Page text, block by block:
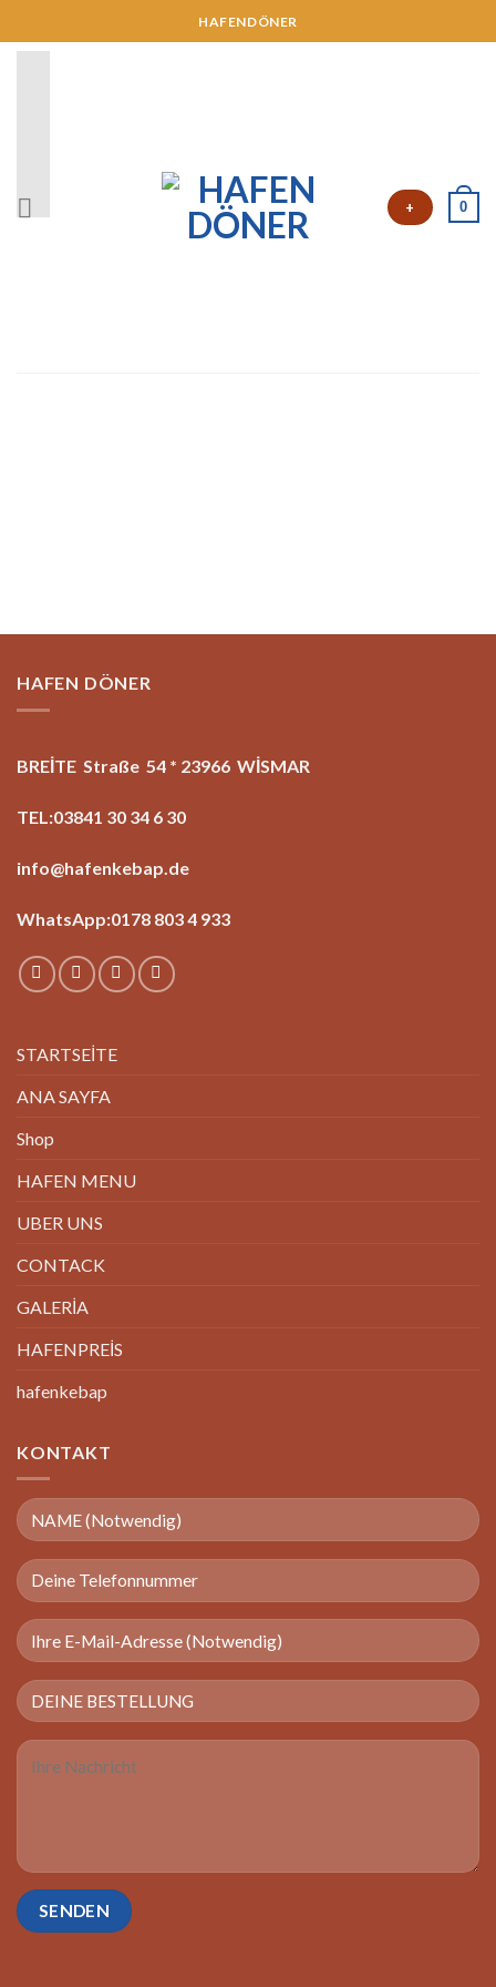
HAFENDÖNER
+ 0
HAFEN DÖNER
BREİTE Straße 54 * 23966 WİSMAR
TEL:03841 30 34 6 30
info@hafenkebap.de
WhatsApp:0178 803 4 933
STARTSEİTE
ANA SAYFA
Shop
HAFEN MENU
UBER UNS
CONTACK
GALERİA
HAFENPREİS
hafenkebap
KONTAKT